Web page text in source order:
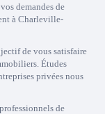
demandes de
à Charleville-
de vous satisfaire
Études
privées nous
de